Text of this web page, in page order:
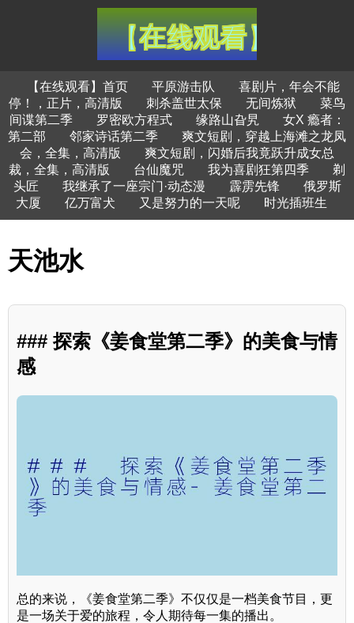
【在线观看】首页 平原游击队
喜剧片，年会不能
停！，正片，高清版
刺杀盖世太保 无间炼狱
菜鸟
间谍第二季
罗密欧方程式 缘路山旮旯
女X 瘾者：
第二部
邻家诗话第二季
爽文短剧，穿越上海滩之龙凤
会，全集，高清版
爽文短剧，闪婚后我竟跃升成女总
裁，全集，高清版
台仙魔咒 我为喜剧狂第四季
剃
头匠
我继承了一座宗门·动态漫 霹雳先锋
俄罗斯
大厦
亿万富犬 又是努力的一天呢 时光插班生
天池水
### 探索《姜食堂第二季》的美食与情
感
总的来说，《姜食堂第二季》不仅仅是一档美食节目，更
是一场关于爱的旅程，令人期待每一集的播出。